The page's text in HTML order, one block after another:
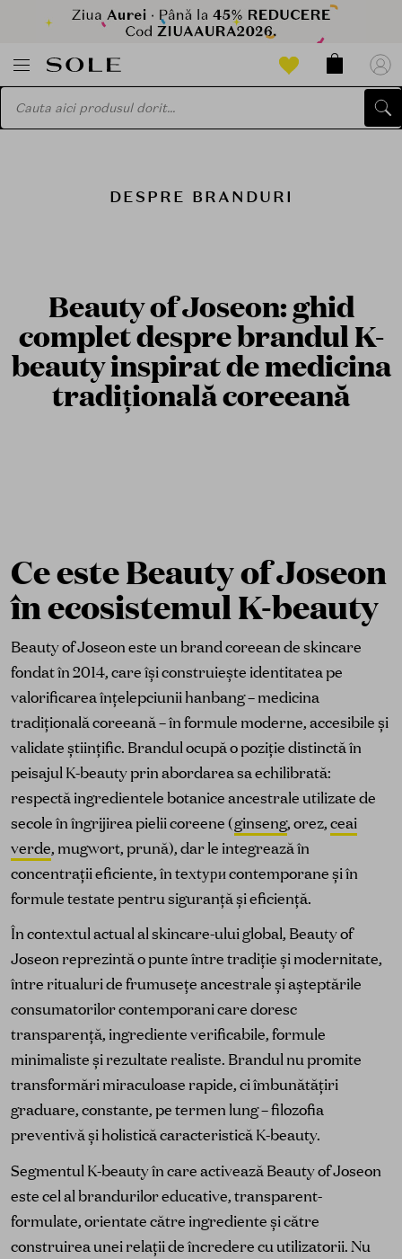
DESPRE BRANDURI
Beauty of Joseon: ghid
complet despre brandul K-
beauty inspirat de medicina
tradițională coreeană
Ce este Beauty of Joseon
în ecosistemul K-beauty
Beauty of Joseon este un brand coreean de skincare
fondat în 2014, care își construiește identitatea pe
valorificarea înțelepciunii hanbang – medicina
tradițională coreeană – în formule moderne, accesibile și
validate științific. Brandul ocupă o poziție distinctă în
peisajul K-beauty prin abordarea sa echilibrată:
respectă ingredientele botanice ancestrale utilizate de
secole în îngrijirea pielii coreene (ginseng, orez,ceai
verde, mugwort, prună), dar le integrează în
concentrații eficiente, în textури contemporane și în
formule testate pentru siguranță și eficiență.
În contextul actual al skincare-ului global, Beauty of
Joseon reprezintă o punte între tradiție și modernitate,
între ritualuri de frumusețe ancestrale și așteptările
consumatorilor contemporani care doresc
transparență, ingrediente verificabile, formule
minimaliste și rezultate realiste. Brandul nu promite
transformări miraculoase rapide, ci îmbunătățiri
graduare, constante, pe termen lung – filozofia
preventivă și holistică caracteristică K-beauty.
Segmentul K-beauty în care activează Beauty of Joseon
este cel al brandurilor educative, transparent-
formulate, orientate către ingrediente și către
construirea unei relații de încredere cu utilizatorii. Nu